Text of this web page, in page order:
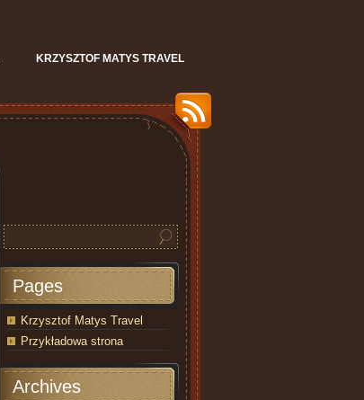
KRZYSZTOF MATYS TRAVEL
Pages
Krzysztof Matys Travel
Przykładowa strona
Archives